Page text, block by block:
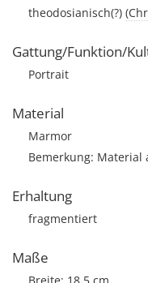
theodosianisch(?)
Gattung/Funktion/
Portrait
Material
Marmor
Bemerkung: Material
Erhaltung
fragmentiert
Maße